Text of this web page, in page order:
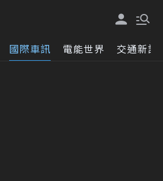
國際車訊 電能世界 交通新訊